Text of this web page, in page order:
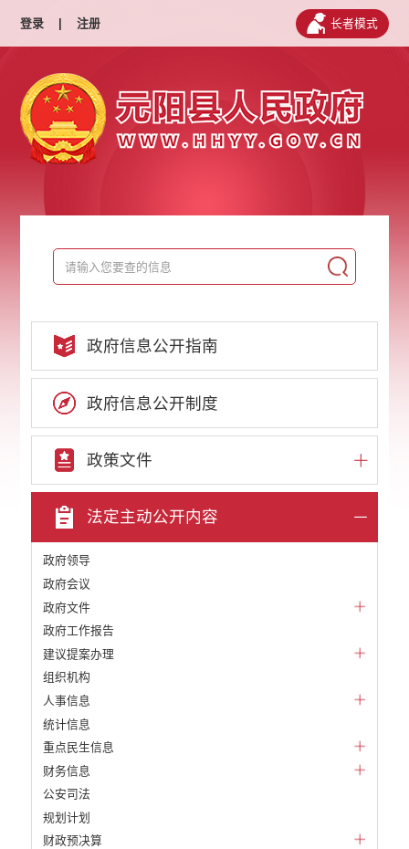
登录 | 注册 长者模式
政府信息公开指南
政府信息公开制度
政策文件
法定主动公开内容
政府领导
政府会议
政府文件
政府工作报告
建议提案办理
组织机构
人事信息
统计信息
重点民生信息
财务信息
公安司法
规划计划
财政预决算